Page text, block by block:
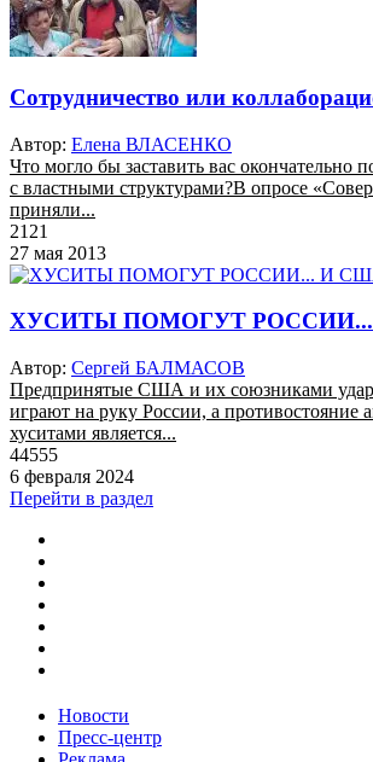
Сотрудничество или
Автор: Елена ВЛАСЕНКО
Что могло бы заставить вас окончательно
с властными структурами?В опросе
приняли...
2121
27 мая 2013
ХУСИТЫ ПОМОГУТ
Автор: Сергей БАЛМАСОВ
Предпринятые США и их союзниками
играют на руку России, а противостояние
хуситами является...
44555
6 февраля 2024
Перейти в раздел
Новости
Пресс-центр